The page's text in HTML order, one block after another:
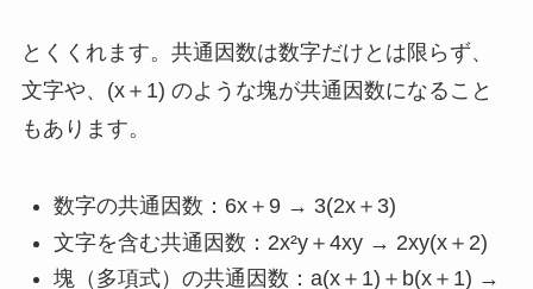
とくくれます。共通因数は数字だけとは限らず、
文字や、(x＋1) のような塊が共通因数になること
もあります。
数字の共通因数：6x＋9 → 3(2x＋3)
文字を含む共通因数：2x²y＋4xy → 2xy(x＋2)
塊（多項式）の共通因数：a(x＋1)＋b(x＋1) →